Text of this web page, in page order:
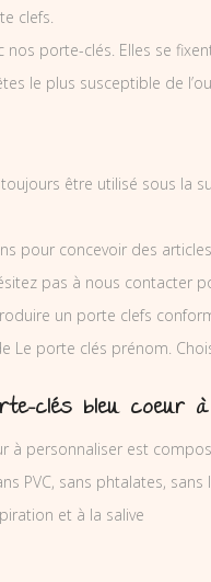
clefs.
nos porte-clés. Elles se
le plus susceptible de
être utilisé sous la
pour concevoir des
pas à nous contacter
un porte clefs
Le porte clés prénom.
clés bleu coeur
à personnaliser est
PVC, sans phtalates,
et à la salive